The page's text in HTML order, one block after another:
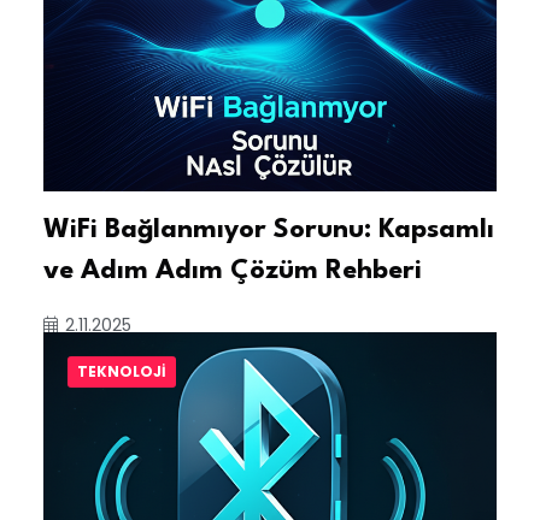
WiFi Bağlanmıyor Sorunu: Kapsamlı
ve Adım Adım Çözüm Rehberi
2.11.2025
TEKNOLOJI